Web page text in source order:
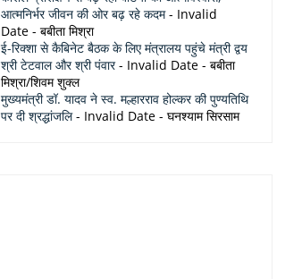
आत्मनिर्भर जीवन की ओर बढ़ रहे कदम- Invalid
Date - बबीता मिश्रा
ई-रिक्शा से कैबिनेट बैठक के लिए मंत्रालय पहुंचे मंत्री द्वय
श्री टेटवाल और श्री पंवार- Invalid Date - बबीता
मिश्रा/शिवम शुक्ल
मुख्यमंत्री डॉ. यादव ने स्व. मल्हारराव होल्कर की पुण्यतिथि
पर दी श्रद्धांजलि- Invalid Date - घनश्याम सिरसाम